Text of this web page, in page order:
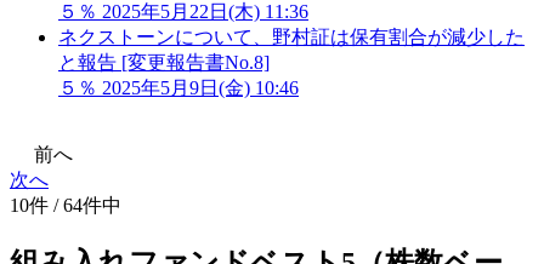
５％ 2025年5月22日(木) 11:36
ネクストーンについて、野村証は保有割合が減少した
と報告 [変更報告書No.8]
５％ 2025年5月9日(金) 10:46
前へ
次へ
10件 / 64件中